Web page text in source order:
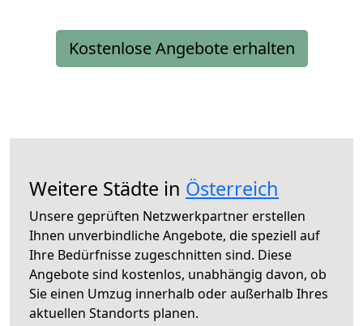
Kostenlose Angebote erhalten
Weitere Städte in Österreich
Unsere geprüften Netzwerkpartner erstellen
Ihnen unverbindliche Angebote, die speziell auf
Ihre Bedürfnisse zugeschnitten sind. Diese
Angebote sind kostenlos, unabhängig davon, ob
Sie einen Umzug innerhalb oder außerhalb Ihres
aktuellen Standorts planen.